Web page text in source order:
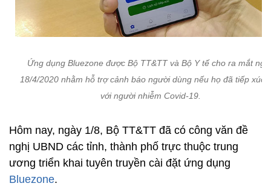
Ứng dụng Bluezone được Bộ TT&TT và Bộ Y tế cho ra mắt
18/4/2020 nhằm hỗ trợ cảnh báo người dùng nếu họ đã tiếp xúc
với người nhiễm Covid-19.
Hôm nay, ngày 1/8, Bộ TT&TT đã có công văn đề
nghị UBND các tỉnh, thành phố trực thuộc trung
ương triển khai tuyên truyền cài đặt ứng dụng
Bluezone.